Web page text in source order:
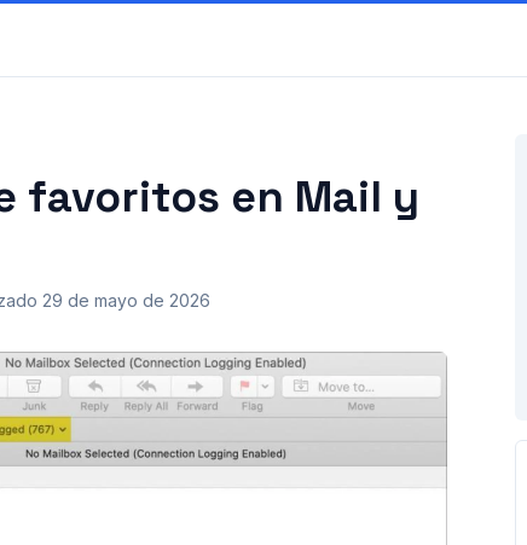
favoritos en Mail y
29 de mayo de 2026